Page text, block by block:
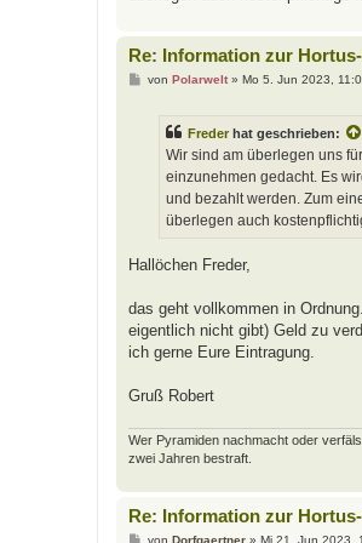
Re: Information zur
Bvon Polarwelt» Mo 5. Jun 2023,
Freder hat geschrieben:
Wir sind am überlegen uns
einzunehmen gedacht. Es
und bezahlt werden. Zum
überlegen auch
Hallöchen Freder,
das geht vollkommen in
eigentlich nicht gibt) Geld zu
ich gerne Eure Eintragung.
Gruß Robert
Wer Pyramiden nachmacht oder
zwei Jahren bestraft.
Re: Information zur
Bvon Dorfgaertner» Mi 21. Jun 2023,